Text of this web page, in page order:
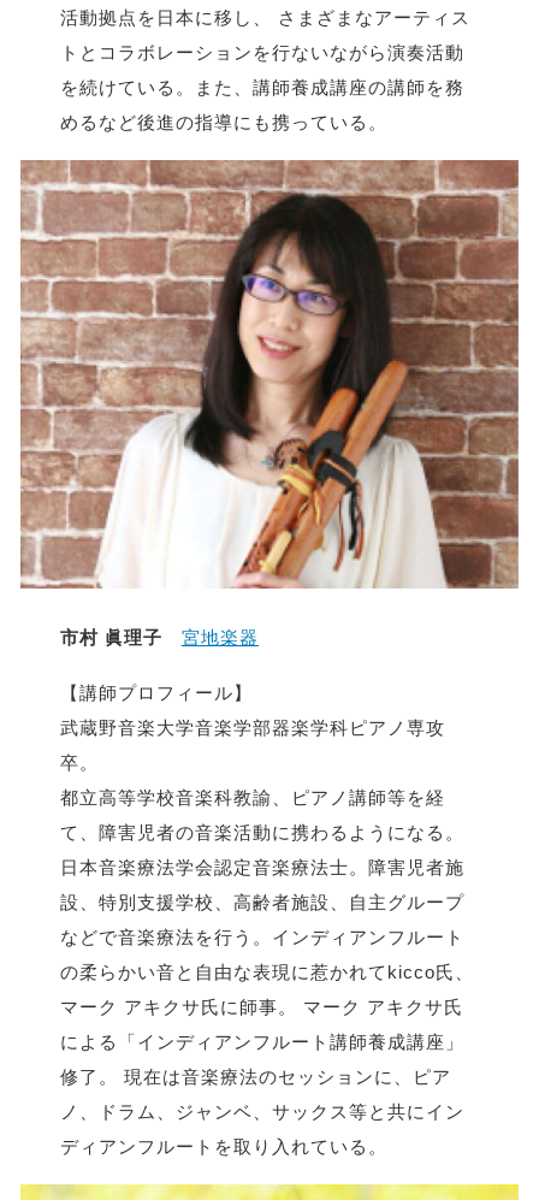
活動拠点を日本に移し、 さまざまなアーティス
トとコラボレーションを行ないながら演奏活動
を続けている。また、講師養成講座の講師を務
めるなど後進の指導にも携っている。
市村 眞理子 宮地楽器
【講師プロフィール】
武蔵野音楽大学音楽学部器楽学科ピアノ専攻
卒。
都立高等学校音楽科教諭、ピアノ講師等を経
て、障害児者の音楽活動に携わるようになる。
日本音楽療法学会認定音楽療法士。障害児者施
設、特別支援学校、高齢者施設、自主グループ
などで音楽療法を行う。インディアンフルート
の柔らかい音と自由な表現に惹かれてkicco氏、
マーク アキクサ氏に師事。 マーク アキクサ氏
による「インディアンフルート講師養成講座」
修了。 現在は音楽療法のセッションに、ピア
ノ、ドラム、ジャンベ、サックス等と共にイン
ディアンフルートを取り入れている。